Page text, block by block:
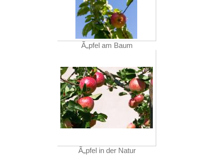
Ã„pfel am Baum
Ã„pfel in der Natur